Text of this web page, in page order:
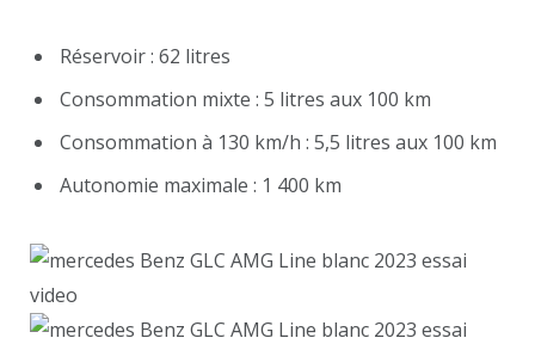
Réservoir : 62 litres
Consommation mixte : 5 litres aux 100 km
Consommation à 130 km/h : 5,5 litres aux 100 km
Autonomie maximale : 1 400 km